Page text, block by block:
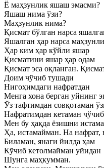
Ё маҳзунлик яшаш эмасми?
Яшаш нима ўзи?
Маҳзунлик нима?
Қисмат бўлган нарса
Яшалган ҳар нарса
Ҳар ким ҳар кўйли яшар
Қисматини яшар ҳар одам
Қисмат эса оқланган.
Доим чўчиб тушади
Нигоҳимдаги нафратдан
Менга хона берган уйнинг
Ўз тафтимдан совқотаман
Нафратимдан кетаман
Мен бу ҳақда ёзишни
Ҳа, истамайман. На нафрат,
Биламан, янаги йилда ҳам
Кўчиб кетолмайман уйидан
Шунга маҳкумман.